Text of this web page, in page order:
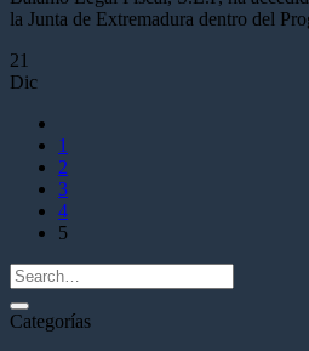
la Junta de Extremadura dentro del
21
Dic
1
2
3
4
5
Categorías